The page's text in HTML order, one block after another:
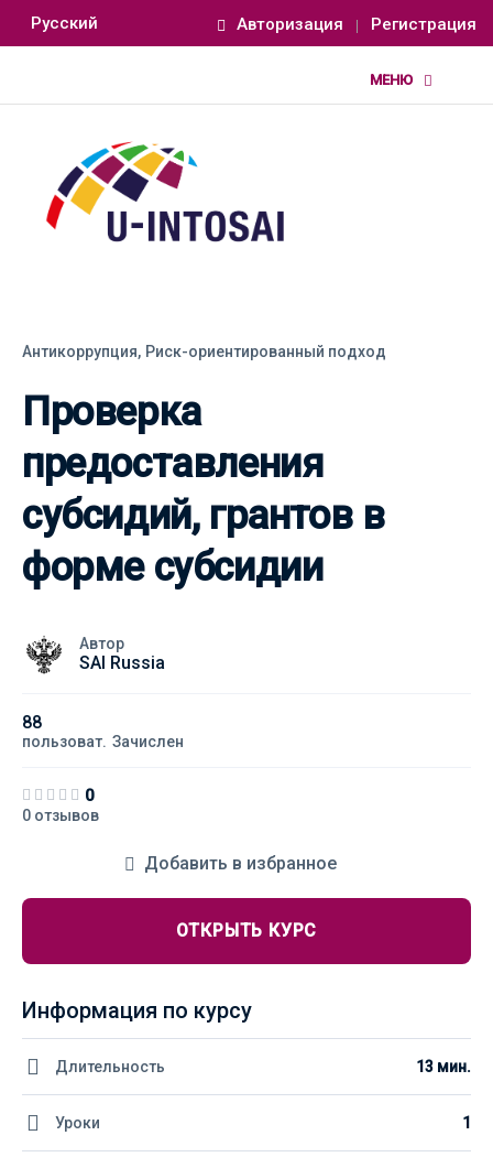
Русский Авторизация Регистрация
Антикоррупция, Риск-ориентированный подход
Проверка
предоставления
субсидий, грантов в
форме субсидии
Автор
SAI Russia
88
пользоват. Зачислен
0
0 отзывов
Добавить в избранное
ОТКРЫТЬ КУРС
Информация по курсу
Длительность 13 мин.
Уроки 1